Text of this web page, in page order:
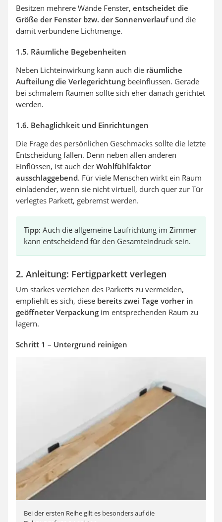
Besitzen mehrere Wände Fenster, entscheidet die
Größe der Fenster bzw. der Sonnenverlaufund die
damit verbundene Lichtmenge.
1.5. Räumliche Begebenheiten
Neben Lichteinwirkung kann auch die räumliche
Aufteilung die Verlegerichtung beeinflussen. Gerade
bei schmalem Räumen sollte sich eher danach gerichtet
werden.
1.6. Behaglichkeit und Einrichtungen
Die Frage des persönlichen Geschmacks sollte die letzte
Entscheidung fällen. Denn neben allen anderen
Einflüssen, ist auch der Wohlfühlfaktor
ausschlaggebend. Für viele Menschen wirkt ein Raum
einladender, wenn sie nicht virtuell, durch quer zur Tür
verlegtes Parkett, gebremst werden.
Tipp: Auch die allgemeine Laufrichtung im Zimmer
kann entscheidend für den Gesamteindruck sein.
2. Anleitung: Fertigparkett verlegen
Um starkes verziehen des Parketts zu vermeiden,
empfiehlt es sich, diese bereits zwei Tage vorher in
geöffneter Verpackung im entsprechenden Raum zu
lagern.
Schritt 1 – Untergrund reinigen
Bei der ersten Reihe gilt es besonders auf die